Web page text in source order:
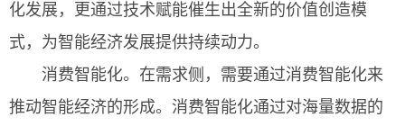
化发展，更通过技术赋能催生出全新的价值创造模
式，为智能经济发展提供持续动力。
消费智能化。在需求侧，需要通过消费智能化来
推动智能经济的形成。消费智能化通过对海量数据的